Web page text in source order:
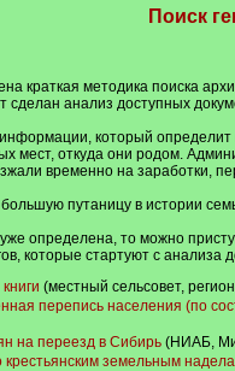
Поиск
краткая методика поиска
сделан анализ доступных
который определит
мест, откуда они родом.
временно на заработки,
путаницу в истории
определена, то можно
которые стартуют с
(местный сельсовет,
перепись населения (по
на переезд в Сибирь(НИАБ,
земельным